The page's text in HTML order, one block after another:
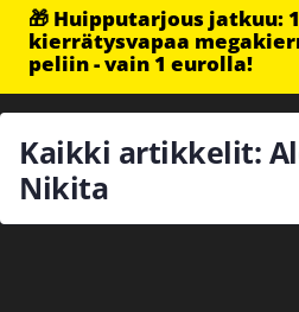
🎁 Huipputarjous jatkuu:
kierrätysvapaa
peliin - vain 1 eurolla!
Kaikki artikkelit:
Nikita